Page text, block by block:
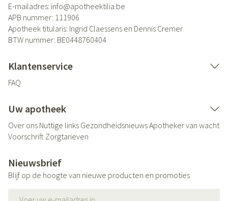
E-mailadres: info@apotheektilia.be
APB nummer: 111906
Apotheek titularis: Ingrid Claessens en Dennis Cremer
BTW nummer: BE0448760404
Klantenservice
FAQ
Uw apotheek
Over ons Nuttige links GezondheidsnieuwsApotheker van wacht
Voorschrift Zorgtarieven
Nieuwsbrief
Blijf op de hoogte van nieuwe producten en promoties